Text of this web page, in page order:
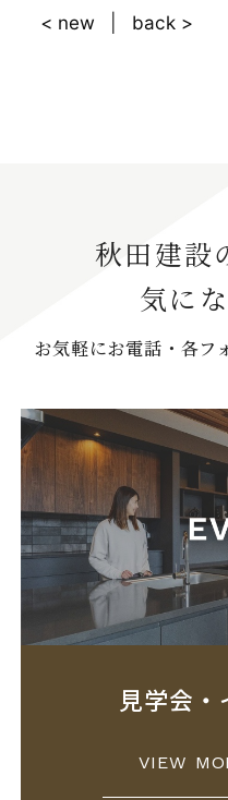
< new back >
秋田建設
気に
お気軽にお電話・各フ
見学会
VIEW